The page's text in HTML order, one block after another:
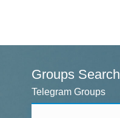
Groups Search
Telegram Groups